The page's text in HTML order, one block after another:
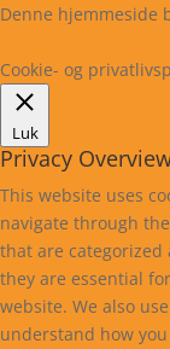
Denne hjemmeside
Cookie- og
Luk
Privacy
This website uses
navigate through
that are categorized
they are essential
website. We also
understand how